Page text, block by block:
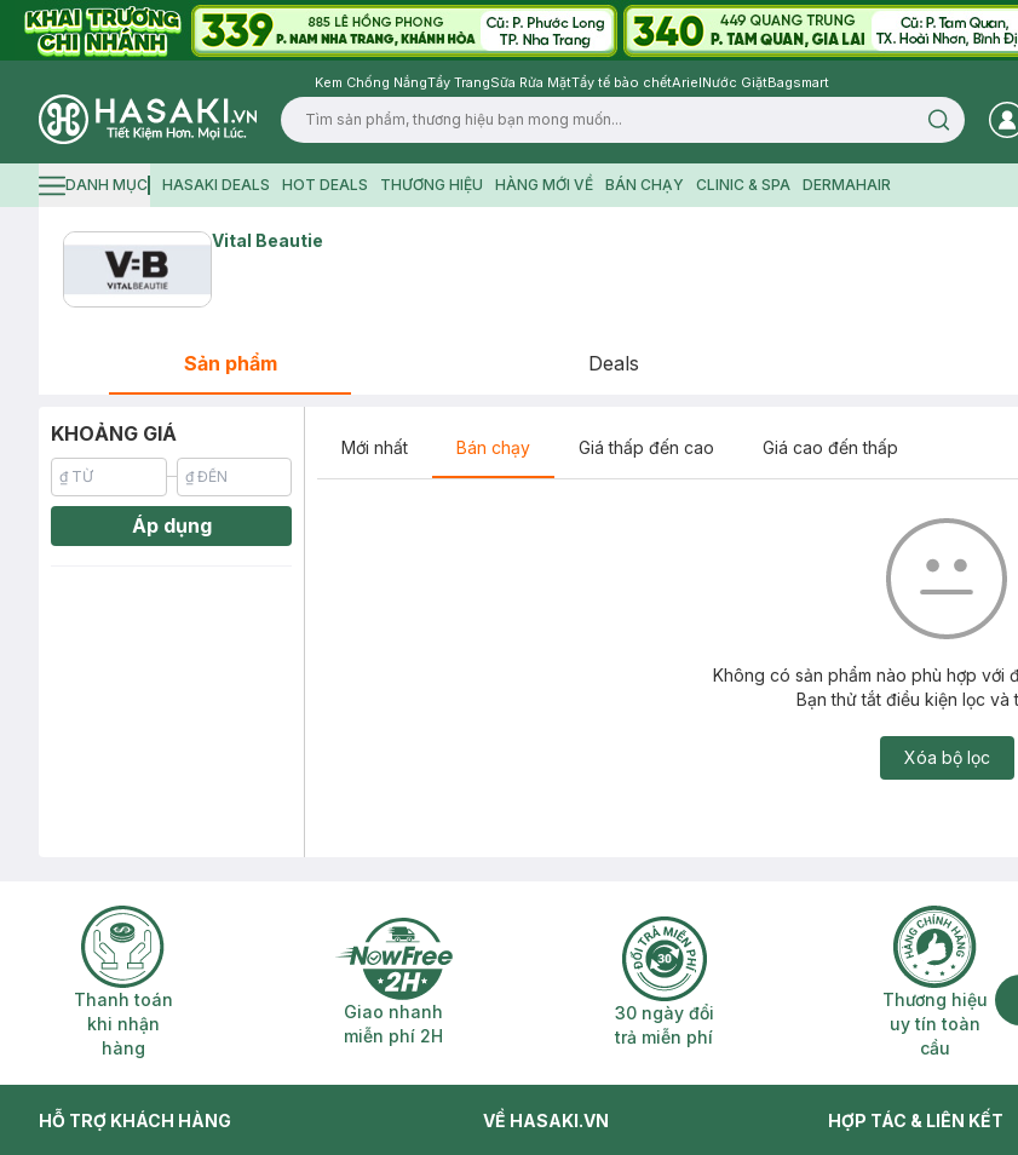
Kem Chống NắngTẩy TrangSữa Rửa MặtTẩy tế bào chếtArielNước GiặtBagsmart
Logo
Search
Hamburger icon
DANH MỤC HASAKI DEALS HOT DEALS THƯƠNG HIỆU HÀNG MỚI VỀ BÁN CHẠY CLINIC & SPA DERMAHAIR
Vital Beautie
Sản phẩm Deals
KHOẢNG GIÁ
Áp dụng
Mới nhất Bán chạy Giá thấp đến cao Giá cao đến thấp
Không có sản phẩm nào phù hợp với
Bạn thử tắt điều kiện lọc và
Xóa bộ lọc
Thanh toán khi nhận hàng
Thanh toán
khi nhận
hàng
Giao nhanh miễn phí 2H
Giao nhanh
miễn phí 2H
30 ngày đổi trả miễn phí
30 ngày đổi
trả miễn phí
Thương
Thương hiệu
uy tín toàn
cầu
HỖ TRỢ KHÁCH HÀNG VỀ HASAKI.VN HỢP TÁC & LIÊN KẾT